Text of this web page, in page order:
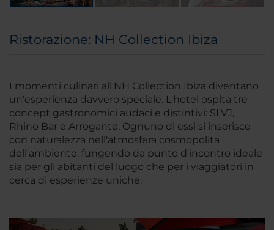
Ristorazione: NH Collection Ibiza
I momenti culinari all'NH Collection Ibiza diventano
un'esperienza davvero speciale. L'hotel ospita tre
concept gastronomici audaci e distintivi: SLVJ,
Rhino Bar e Arrogante. Ognuno di essi si inserisce
con naturalezza nell'atmosfera cosmopolita
dell'ambiente, fungendo da punto d'incontro ideale
sia per gli abitanti del luogo che per i viaggiatori in
cerca di esperienze uniche.